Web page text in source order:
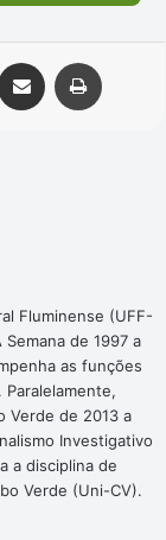
Compartilhar via e-mail
Fluminense (UFF-
de 1997 a
as funções
Verde de 2013 a
Investigativo
a disciplina de
Verde (Uni-CV).